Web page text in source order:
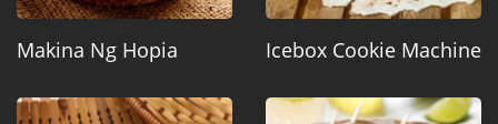
Makina Ng Hopia Icebox Cookie Machine